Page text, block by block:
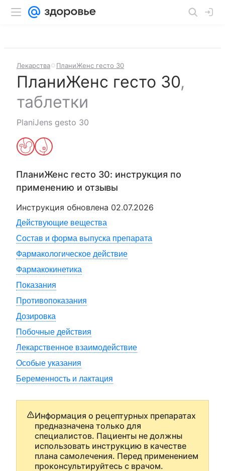
Лекарства ПланиЖенс гесто 30
ПланиЖенс гесто 30,
таблетки
PlaniJens gesto 30
ПланиЖенс гесто 30: инструкция по
применению и отзывы
Инструкция обновлена 02.07.2026
Действующие вещества
Состав и форма выпуска препарата
Фармакологическое действие
Фармакокинетика
Показания
Противопоказания
Дозировка
Побочные действия
Лекарственное взаимодействие
Особые указания
Беременность и лактация
Информация о рецептурных препаратах
предназначена только для
специалистов. Пациенты не должны
использовать инструкцию в качестве
плана самолечения. Перед применением
проконсультируйтесь с врачом.